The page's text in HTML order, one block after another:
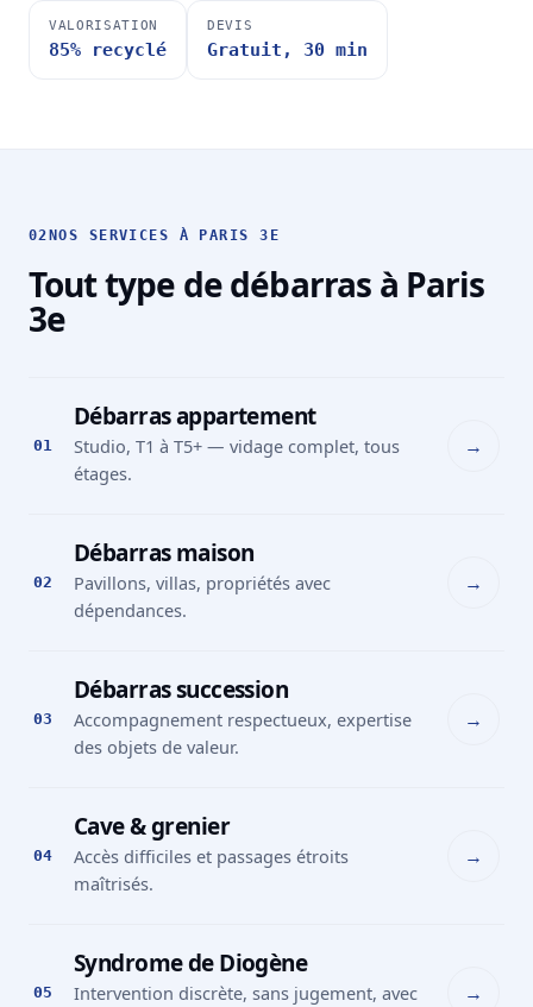
VALORISATION
85% recyclé
DEVIS
Gratuit, 30 min
02 NOS SERVICES À PARIS 3E
Tout type de débarras à Paris
3e
01
Débarras appartement
Studio, T1 à T5+ — vidage complet, tous
étages.
→
02
Débarras maison
Pavillons, villas, propriétés avec
dépendances.
→
03
Débarras succession
Accompagnement respectueux, expertise
des objets de valeur.
→
04
Cave & grenier
Accès difficiles et passages étroits
maîtrisés.
→
05
Syndrome de Diogène
Intervention discrète, sans jugement, avec
→